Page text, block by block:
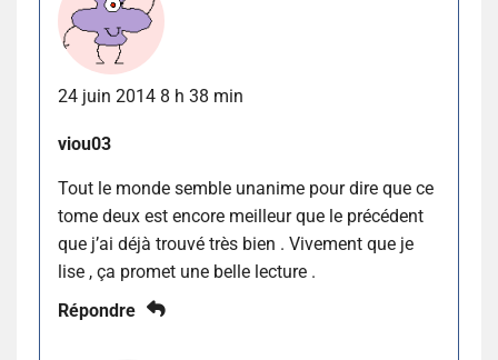
24 juin 2014 8 h 38 min
viou03
Tout le monde semble unanime pour dire que ce
tome deux est encore meilleur que le précédent
que j’ai déjà trouvé très bien . Vivement que je
lise , ça promet une belle lecture .
Répondre